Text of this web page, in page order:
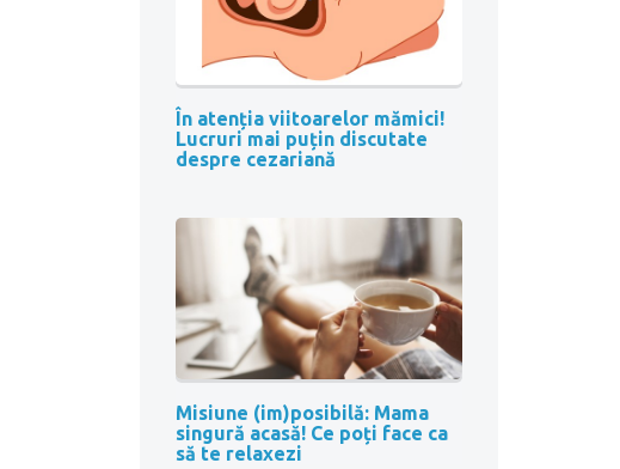
În atenția viitoarelor mămici!
Lucruri mai puțin discutate
despre cezariană
Misiune (im)posibilă: Mama
singură acasă! Ce poți face ca
să te relaxezi